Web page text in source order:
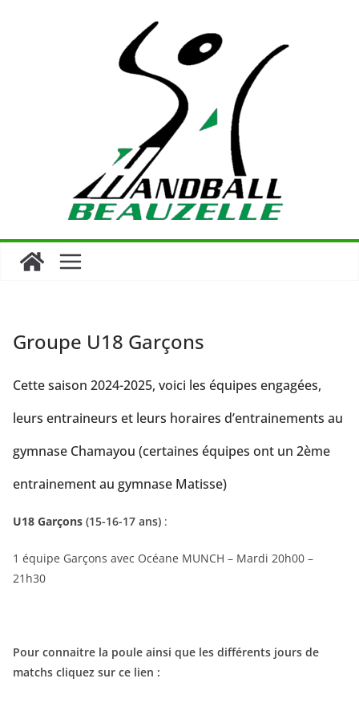
Groupe U18 Garçons
Cette saison 2024-2025, voici les équipes engagées,
leurs entraineurs et leurs horaires d’entrainements au
gymnase Chamayou (certaines équipes ont un 2ème
entrainement au gymnase Matisse)
U18 Garçons (15-16-17 ans) :
1 équipe Garçons avec Océane MUNCH – Mardi 20h00 –
21h30
Pour connaitre la poule ainsi que les différents jours de
matchs cliquez sur ce lien :